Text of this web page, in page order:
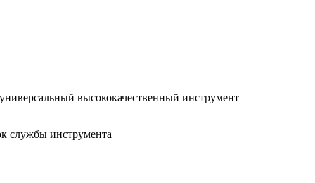
высококачественный инструмент
службы инструмента